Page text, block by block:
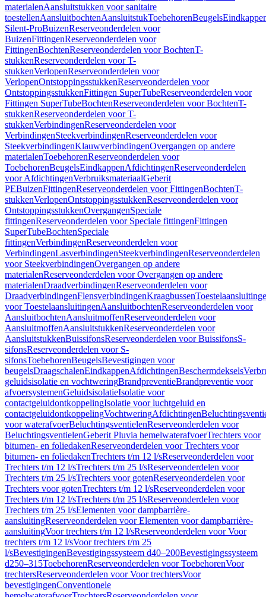
materialenAansluitstukken voor sanitaire
toestellenAansluitbochtenAansluitstukToebehorenBeugels
Silent-ProBuizenReserveonderdelen voor
BuizenFittingenReserveonderdelen voor
FittingenBochtenReserveonderdelen voor BochtenT-
stukkenReserveonderdelen voor T-
stukkenVerlopenReserveonderdelen voor
VerlopenOntstoppingsstukkenReserveonderdelen voor
OntstoppingsstukkenFittingen SuperTubeReserveonderdelen voor
Fittingen SuperTubeBochtenReserveonderdelen voor BochtenT-
stukkenReserveonderdelen voor T-
stukkenVerbindingenReserveonderdelen voor
VerbindingenSteekverbindingenReserveonderdelen voor
SteekverbindingenKlauwverbindingenOvergangen op andere
materialenToebehorenReserveonderdelen voor
ToebehorenBeugelsEindkappenAfdichtingenReserveonderdelen
voor AfdichtingenVerbruiksmateriaalGeberit
PEBuizenFittingenReserveonderdelen voor FittingenBochtenT-
stukkenVerlopenOntstoppingsstukkenReserveonderdelen voor
OntstoppingsstukkenOvergangenSpeciale
fittingenReserveonderdelen voor Speciale fittingenFittingen
SuperTubeBochtenSpeciale
fittingenVerbindingenReserveonderdelen voor
VerbindingenLasverbindingenSteekverbindingenReserveonderdelen
voor SteekverbindingenOvergangen op andere
materialenReserveonderdelen voor Overgangen op andere
materialenDraadverbindingenReserveonderdelen voor
DraadverbindingenFlensverbindingenKraagbussen
voor ToestelaansluitingenAansluitbochtenReserveonderdelen voor
AansluitbochtenAansluitmoffenReserveonderdelen voor
AansluitmoffenAansluitstukkenReserveonderdelen voor
AansluitstukkenBuissifonsReserveonderdelen voor BuissifonsS-
sifonsReserveonderdelen voor S-
sifonsToebehorenBeugelsBevestigingen voor
beugelsDraagschalenEindkappenAfdichtingenBeschermdeksels
geluidsisolatie en vochtweringBrandpreventieBrandpreventie voor
afvoersystemenGeluidsisolatieIsolatie voor
contactgeluidontkoppelingIsolatie voor luchtgeluid en
contactgeluidontkoppelingVochtweringAfdichtingen
voor waterafvoerBeluchtingsventielenReserveonderdelen voor
BeluchtingsventielenGeberit Pluvia hemelwaterafvoerTrechters voor
bitumen- en foliedakenReserveonderdelen voor Trechters voor
bitumen- en foliedakenTrechters t/m 12 l/sReserveonderdelen voor
Trechters t/m 12 l/sTrechters t/m 25 l/sReserveonderdelen voor
Trechters t/m 25 l/sTrechters voor gotenReserveonderdelen voor
Trechters voor gotenTrechters t/m 12 l/sReserveonderdelen voor
Trechters t/m 12 l/sTrechters t/m 25 l/sReserveonderdelen voor
Trechters t/m 25 l/sElementen voor dampbarrière-
aansluitingReserveonderdelen voor Elementen voor dampbarrière-
aansluitingVoor trechters t/m 12 l/sReserveonderdelen voor Voor
trechters t/m 12 l/sVoor trechters t/m 25
l/sBevestigingenBevestigingssysteem d40–200Bevestigingssysteem
d250–315ToebehorenReserveonderdelen voor ToebehorenVoor
trechtersReserveonderdelen voor Voor trechtersVoor
bevestigingenConventionele